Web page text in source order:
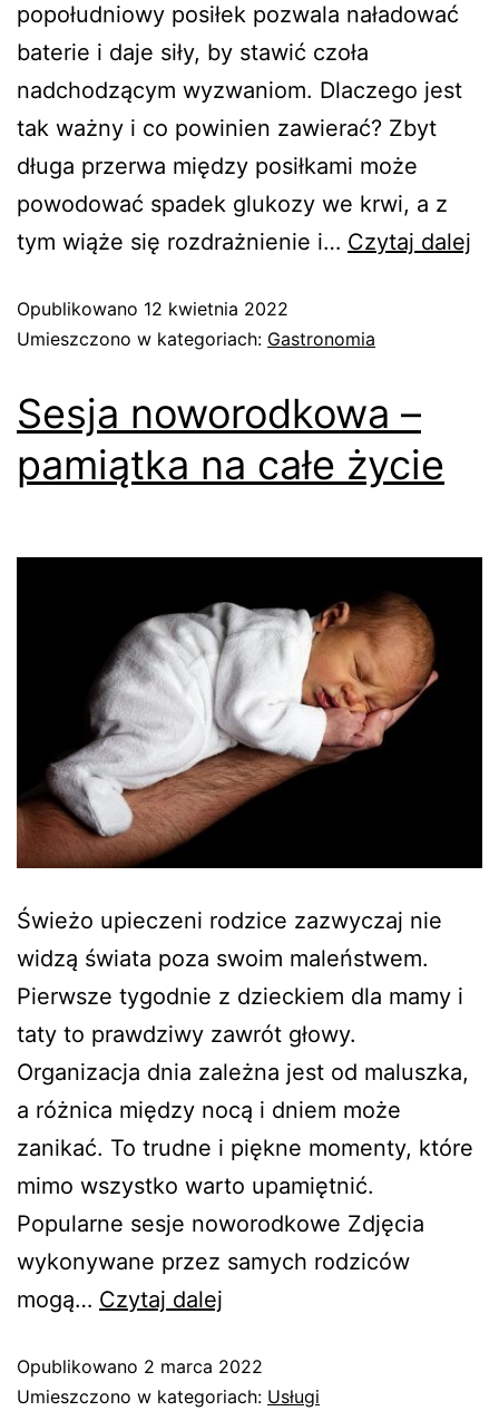
popołudniowy posiłek pozwala naładować
baterie i daje siły, by stawić czoła
nadchodzącym wyzwaniom. Dlaczego jest
tak ważny i co powinien zawierać? Zbyt
długa przerwa między posiłkami może
powodować spadek glukozy we krwi, a z
tym wiąże się rozdrażnienie i… Czytaj dalej
Opublikowano 12 kwietnia 2022
Umieszczono w kategoriach: Gastronomia
Sesja noworodkowa –
pamiątka na całe życie
Świeżo upieczeni rodzice zazwyczaj nie
widzą świata poza swoim maleństwem.
Pierwsze tygodnie z dzieckiem dla mamy i
taty to prawdziwy zawrót głowy.
Organizacja dnia zależna jest od maluszka,
a różnica między nocą i dniem może
zanikać. To trudne i piękne momenty, które
mimo wszystko warto upamiętnić.
Popularne sesje noworodkowe Zdjęcia
wykonywane przez samych rodziców
mogą… Czytaj dalej
Opublikowano 2 marca 2022
Umieszczono w kategoriach: Usługi